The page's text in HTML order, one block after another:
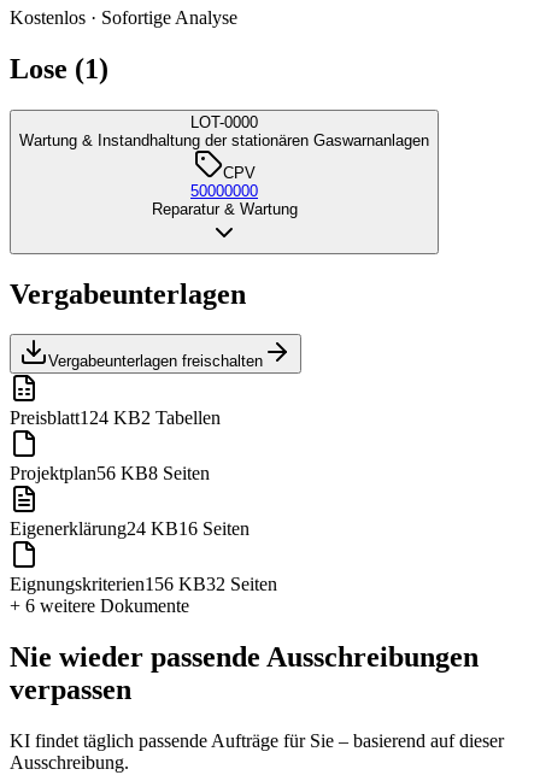
Kostenlos · Sofortige Analyse
Lose (1)
LOT-0000
Wartung & Instandhaltung der stationären Gaswarnanlagen
CPV
50000000
Reparatur & Wartung
Vergabeunterlagen
Vergabeunterlagen freischalten
Preisblatt124 KB2 Tabellen
Projektplan56 KB8 Seiten
Eigenerklärung24 KB16 Seiten
Eignungskriterien156 KB32 Seiten
+ 6 weitere Dokumente
Nie wieder passende Ausschreibungen
verpassen
KI findet täglich passende Aufträge für Sie – basierend auf dieser
Ausschreibung.